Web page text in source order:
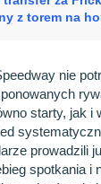
z torem na
nie
starty, jak i
prowadzili
spotkania i